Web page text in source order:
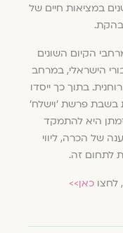
במציאות חיים של
הקיום השונים
הישראלי, במרחב
בתוך כך ייסדו
בשבת פרשת ׳וישלח׳
היא להתמקד
של הכרה, ליווי
לתחום זה.
כאן>>